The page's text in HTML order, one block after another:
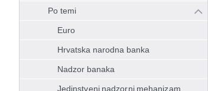
Po temi
Euro
Hrvatska narodna banka
Nadzor banaka
Jedinstveni nadzorni mehanizam